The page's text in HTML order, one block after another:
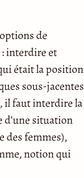
de
interdire et
était la position
sous-jacentes
il faut interdire la
situation
des femmes),
notion qui